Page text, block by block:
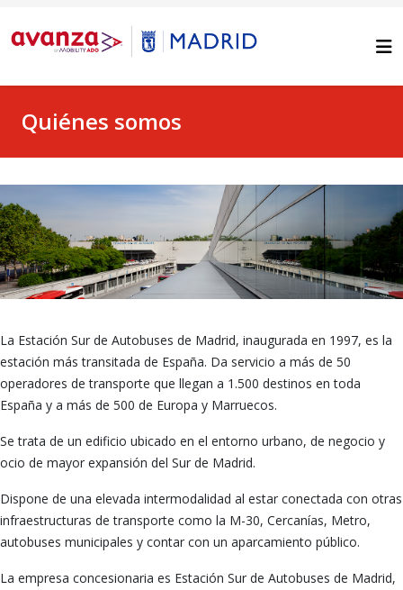
Quiénes somos
La Estación Sur de Autobuses de Madrid, inaugurada en 1997, es la
estación más transitada de España. Da servicio a más de 50
operadores de transporte que llegan a 1.500 destinos en toda
España y a más de 500 de Europa y Marruecos.
Se trata de un edificio ubicado en el entorno urbano, de negocio y
ocio de mayor expansión del Sur de Madrid.
Dispone de una elevada intermodalidad al estar conectada con otras
infraestructuras de transporte como la M-30, Cercanías, Metro,
autobuses municipales y contar con un aparcamiento público.
La empresa concesionaria es Estación Sur de Autobuses de Madrid,